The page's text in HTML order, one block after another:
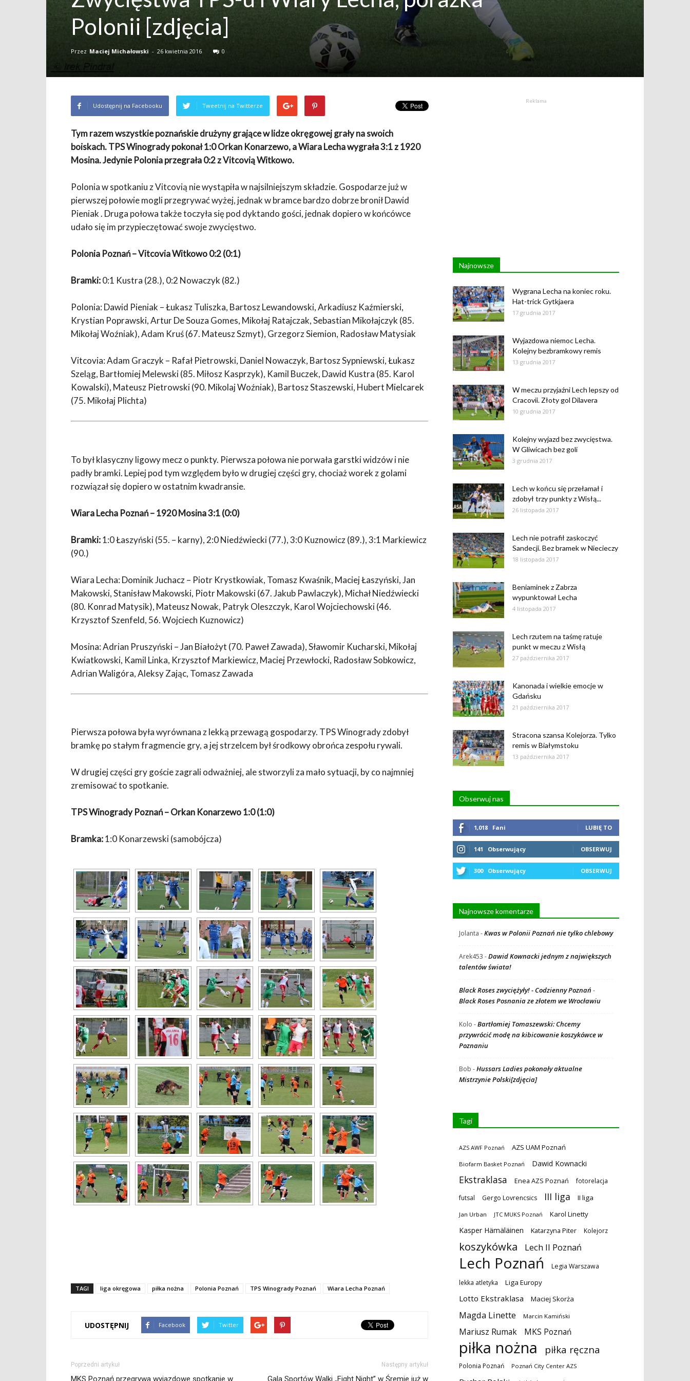
Polonii [zdjęcia]
Przez Maciej Michałowski - 26 kwietnia 2016 0
Udostępnij na Facebooku Tweetnij na Twitterze
Tym razem wszystkie poznańskie drużyny grające w lidze okręgowej grały na swoich
boiskach. TPS Winogrady pokonał 1:0 Orkan Konarzewo, a Wiara Lecha wygrała 3:1 z 1920
Mosina. Jedynie Polonia przegrała 0:2 z Vitcovią Witkowo.
Polonia w spotkaniu z Vitcovią nie wystąpiła w najsilniejszym składzie. Gospodarze już w
pierwszej połowie mogli przegrywać wyżej, jednak w bramce bardzo dobrze bronił Dawid
Pieniak . Druga połowa także toczyła się pod dyktando gości, jednak dopiero w końcówce
udało się im przypieczętować swoje zwycięstwo.
Polonia Poznań – Vitcovia Witkowo 0:2 (0:1)
Bramki:0:1 Kustra (28.), 0:2 Nowaczyk (82.)
Polonia: Dawid Pieniak – Łukasz Tuliszka, Bartosz Lewandowski, Arkadiusz Kaźmierski,
Krystian Poprawski, Artur De Souza Gomes, Mikołaj Ratajczak, Sebastian Mikołajczyk (85.
Mikołaj Woźniak), Adam Kruś (67. Mateusz Szmyt), Grzegorz Siemion, Radosław Matysiak
Vitcovia: Adam Graczyk – Rafał Pietrowski, Daniel Nowaczyk, Bartosz Sypniewski, Łukasz
Szeląg, Bartłomiej Melewski (85. Miłosz Kasprzyk), Kamil Buczek, Dawid Kustra (85. Karol
Kowalski), Mateusz Pietrowski (90. Mikolaj Woźniak), Bartosz Staszewski, Hubert Mielcarek
(75. Mikołaj Plichta)
To był klasyczny ligowy mecz o punkty. Pierwsza połowa nie porwała garstki widzów i nie
padły bramki. Lepiej pod tym względem było w drugiej części gry, chociaż worek z golami
rozwiązał się dopiero w ostatnim kwadransie.
Wiara Lecha Poznań – 1920 Mosina 3:1 (0:0)
Bramki:1:0 Łaszyński (55. – karny), 2:0 Niedźwiecki (77.), 3:0 Kuznowicz (89.), 3:1 Markiewicz
(90.)
Wiara Lecha: Dominik Juchacz – Piotr Krystkowiak, Tomasz Kwaśnik, Maciej Łaszyński, Jan
Makowski, Stanisław Makowski, Piotr Makowski (67. Jakub Pawlaczyk), Michał Niedźwiecki
(80. Konrad Matysik), Mateusz Nowak, Patryk Oleszczyk, Karol Wojciechowski (46.
Krzysztof Szenfeld, 56. Wojciech Kuznowicz)
Mosina: Adrian Pruszyński – Jan Białożyt (70. Paweł Zawada), Sławomir Kucharski, Mikołaj
Kwiatkowski, Kamil Linka, Krzysztof Markiewicz, Maciej Przewłocki, Radosław Sobkowicz,
Adrian Waligóra, Aleksy Zając, Tomasz Zawada
Pierwsza połowa była wyrównana z lekką przewagą gospodarzy. TPS Winogrady zdobył
bramkę po stałym fragmencie gry, a jej strzelcem był środkowy obrońca zespołu rywali.
W drugiej części gry goście zagrali odważniej, ale stworzyli za mało sytuacji, by co najmniej
zremisować to spotkanie.
TPS Winogrady Poznań – Orkan Konarzewo 1:0 (1:0)
Bramka:1:0 Konarzewski (samobójcza)
TAGI liga okręgowa piłka nożna Polonia Poznań TPS Winogrady Poznań Wiara Lecha Poznań
UDOSTĘPNIJ Facebook Twitter
Poprzedni artykuł
MKS Poznań przegrywa wyjazdowe spotkanie w
Następny artykuł
Gala Sportów Walki „Fight Night” w Śremie już w
Reklama
Najnowsze
Wygrana Lecha na koniec roku.
Hat-trick Gytkjaera
17 grudnia 2017
Wyjazdowa niemoc Lecha.
Kolejny bezbramkowy remis
13 grudnia 2017
W meczu przyjaźni Lech lepszy od
Cracovii. Złoty gol Dilavera
10 grudnia 2017
Kolejny wyjazd bez zwycięstwa.
W Gliwicach bez goli
3 grudnia 2017
Lech w końcu się przełamał i
zdobył trzy punkty z Wisłą...
26 listopada 2017
Lech nie potrafił zaskoczyć
Sandecji. Bez bramek w Niecieczy
18 listopada 2017
Beniaminek z Zabrza
wypunktował Lecha
4 listopada 2017
Lech rzutem na taśmę ratuje
punkt w meczu z Wisłą
27 października 2017
Kanonada i wielkie emocje w
Gdańsku
21 października 2017
Stracona szansa Kolejorza. Tylko
remis w Białymstoku
13 października 2017
Obserwuj nas
1,018 Fani LUBIĘ TO
141 Obserwujący OBSERWUJ
300 Obserwujący OBSERWUJ
Najnowsze komentarze
Jolanta -Kwas w Polonii Poznań nie tylko chlebowy
Arek453 -Dawid Kownacki jednym z największych
talentów świata!
Black Roses zwyciężyły! - Codzienny Poznań -
Black Roses Posnania ze złotem we Wrocławiu
Kolo -Bartłomiej Tomaszewski: Chcemy
przywrócić modę na kibicowanie koszykówce w
Poznaniu
Bob -Hussars Ladies pokonały aktualne
Mistrzynie Polski[zdjęcia]
Tagi
AZS AWF Poznań AZS UAM Poznań
Biofarm Basket Poznań Dawid Kownacki
Ekstraklasa Enea AZS Poznań fotorelacja
futsal Gergo Lovrencsics III liga II liga
Jan Urban JTC MUKS Poznań Karol Linetty
Kasper Hämäläinen Katarzyna Piter Kolejorz
koszykówka Lech II Poznań
Lech Poznań Legia Warszawa
lekka atletyka Liga Europy
Lotto Ekstraklasa Maciej Skorża
Magda Linette Marcin Kamiński
Mariusz Rumak MKS Poznań
piłka nożna piłka ręczna
Polonia Poznań Poznań City Center AZS